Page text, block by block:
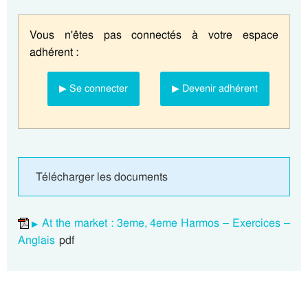
Vous n'êtes pas connectés à votre espace
adhérent :
▶ Se connecter ▶ Devenir adhérent
Télécharger les documents
At the market : 3eme, 4eme Harmos – Exercices –
Anglais pdf